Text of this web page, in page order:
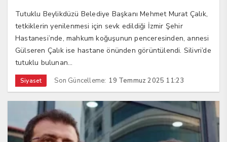
Tutuklu Beylikdüzü Belediye Başkanı Mehmet Murat Çalık,
tetkiklerin yenilenmesi için sevk edildiği İzmir Şehir
Hastanesi’nde, mahkum koğuşunun penceresinden, annesi
Gülseren Çalık ise hastane önünden görüntülendi. Silivri’de
tutuklu bulunan...
Siyaset Son Güncelleme: 19 Temmuz 2025 11:23